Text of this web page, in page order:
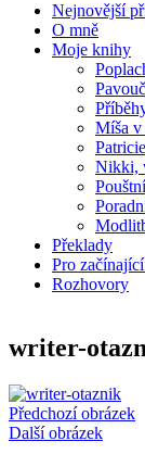
Nejnovější
O mně
Moje knihy
Míša v
Patricie
Nikki,
Překlady
Pro
Rozhovory
writer-
Předchozí obrázek
Další obrázek